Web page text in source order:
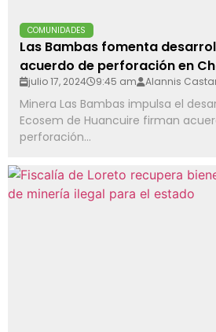
COMUNIDADES
Las Bambas fomenta
acuerdo de perforación en
julio 17, 2024 9:45 am Alannis
Minera Las Bambas impulsa el
Ecosem de Huancuire firman
perforación...